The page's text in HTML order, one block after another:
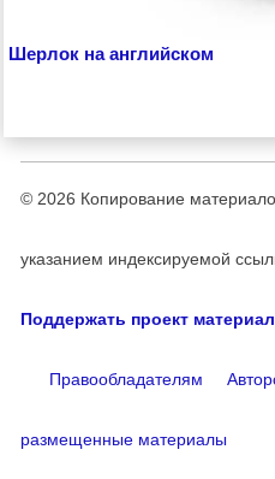
Шерлок на английском
© 2026 Копирование
указанием индексируемой
Поддержать проект
Правообладателям
размещенные материалы